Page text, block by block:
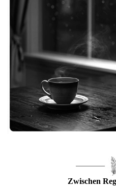
Zwischen